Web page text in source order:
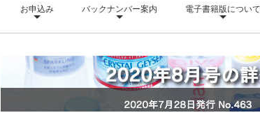
お申込み バックナンバー案内 電子書籍版について